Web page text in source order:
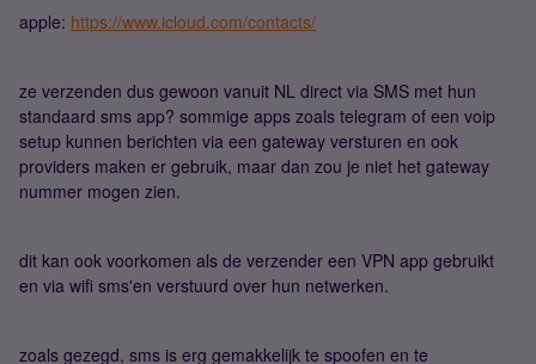
apple: https://www.icloud.com/contacts/
ze verzenden dus gewoon vanuit NL direct via SMS met hun
standaard sms app? sommige apps zoals telegram of een voip
setup kunnen berichten via een gateway versturen en ook
providers maken er gebruik, maar dan zou je niet het gateway
nummer mogen zien.
dit kan ook voorkomen als de verzender een VPN app gebruikt
en via wifi sms'en verstuurd over hun netwerken.
zoals gezegd, sms is erg gemakkelijk te spoofen en te